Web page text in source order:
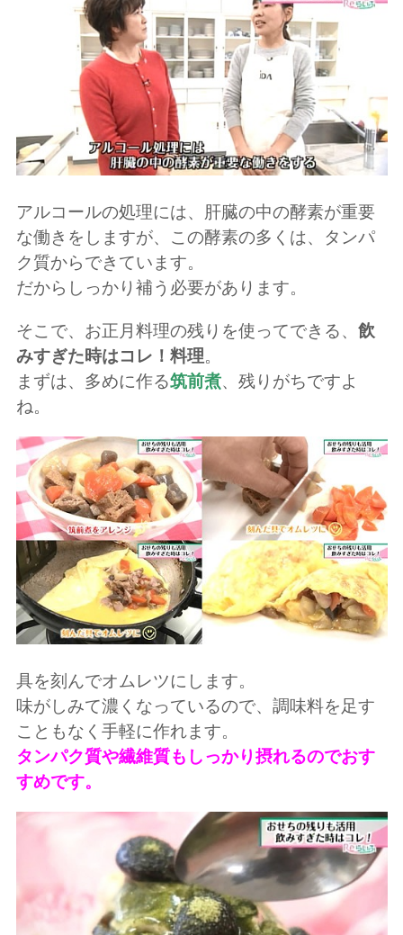
アルコールの処理には、肝臓の中の酵素が重要
な働きをしますが、この酵素の多くは、タンパ
ク質からできています。
だからしっかり補う必要があります。
そこで、お正月料理の残りを使ってできる、 飲
みすぎた時はコレ！料理。
まずは、多めに作る筑前煮、残りがちですよ
ね。
具を刻んでオムレツにします。
味がしみて濃くなっているので、調味料を足す
こともなく手軽に作れます。
タンパク質や繊維質もしっかり摂れるのでおす
すめです。